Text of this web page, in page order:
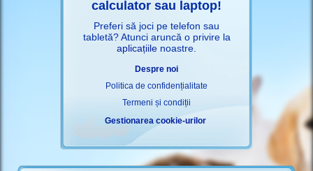
calculator sau laptop!
Preferi să joci pe telefon sau
tabletă? Atunci aruncă o privire la
aplicațiile noastre.
Despre noi
Politica de confidențialitate
Termeni și condiții
Gestionarea cookie-urilor